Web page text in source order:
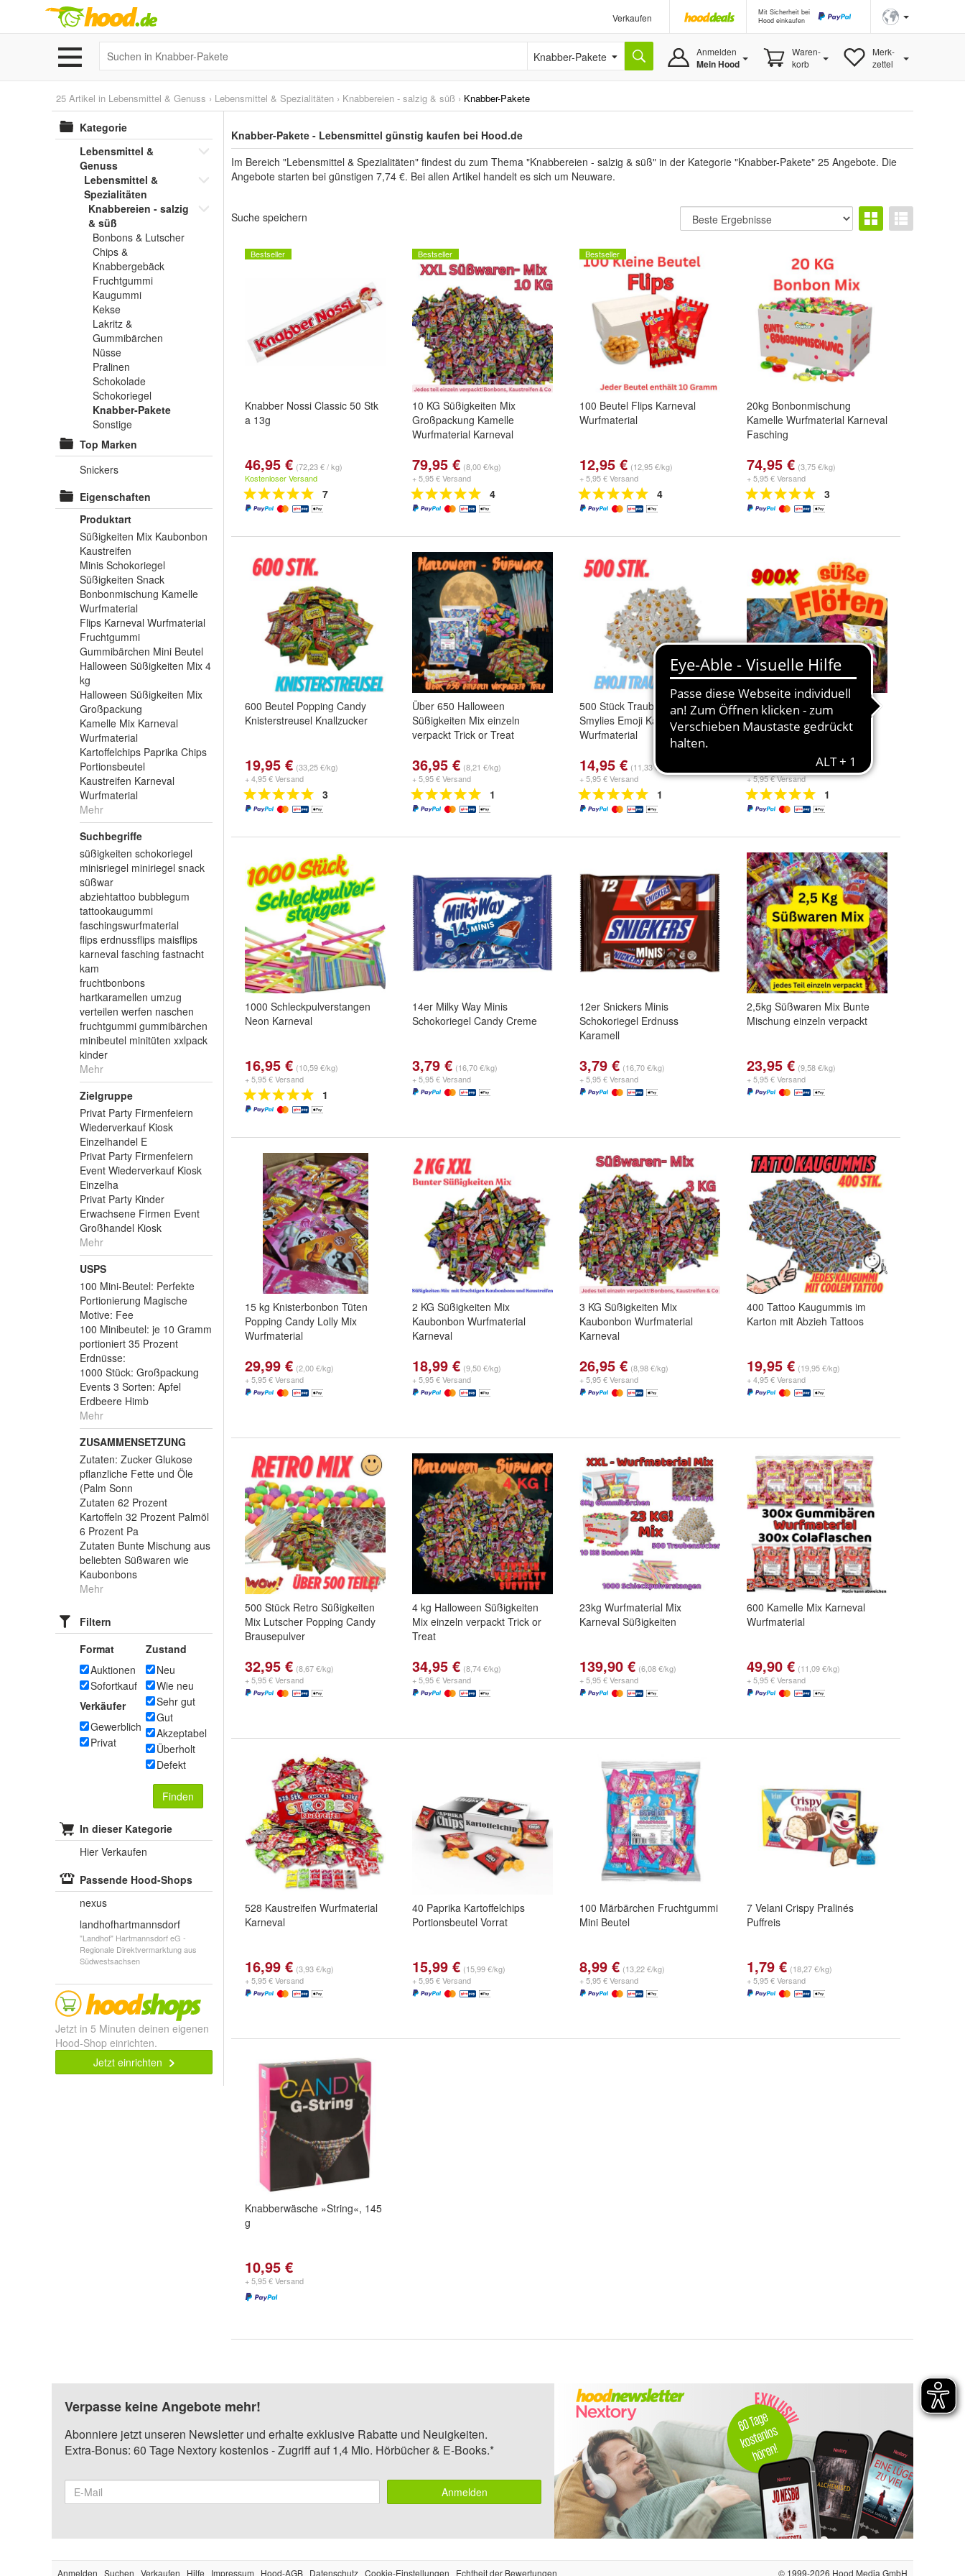
Verkaufen
Mit Sicherheit bei
Hood einkaufen
Knabber-Pakete Anmelden
Mein Hood
Waren-
korb
Merk-
zettel
25 Artikel in Lebensmittel & Genuss › Lebensmittel & Spezialitäten › Knabbereien - salzig & süß › Knabber-Pakete
Kategorie
Lebensmittel &
Genuss
Lebensmittel &
Spezialitäten
Knabbereien - salzig
& süß
Bonbons & Lutscher
Chips &
Knabbergebäck
Fruchtgummi
Kaugummi
Kekse
Lakritz &
Gummibärchen
Nüsse
Pralinen
Schokolade
Schokoriegel
Knabber-Pakete
Sonstige
Top Marken
Snickers
Eigenschaften
Produktart
Süßigkeiten Mix Kaubonbon
Kaustreifen
Minis Schokoriegel
Süßigkeiten Snack
Bonbonmischung Kamelle
Wurfmaterial
Flips Karneval Wurfmaterial
Fruchtgummi
Gummibärchen Mini Beutel
Halloween Süßigkeiten Mix 4
kg
Halloween Süßigkeiten Mix
Großpackung
Kamelle Mix Karneval
Wurfmaterial
Kartoffelchips Paprika Chips
Portionsbeutel
Kaustreifen Karneval
Wurfmaterial
Mehr
Suchbegriffe
süßigkeiten schokoriegel
minisriegel miniriegel snack
süßwar
abziehtattoo bubblegum
tattookaugummi
faschingswurfmaterial
flips erdnussflips maisflips
karneval fasching fastnacht
kam
fruchtbonbons
hartkaramellen umzug
verteilen werfen naschen
fruchtgummi gummibärchen
minibeutel minitüten xxlpack
kinder
Mehr
Zielgruppe
Privat Party Firmenfeiern
Wiederverkauf Kiosk
Einzelhandel E
Privat Party Firmenfeiern
Event Wiederverkauf Kiosk
Einzelha
Privat Party Kinder
Erwachsene Firmen Event
Großhandel Kiosk
Mehr
USPS
100 Mini-Beutel: Perfekte
Portionierung Magische
Motive: Fee
100 Minibeutel: je 10 Gramm
portioniert 35 Prozent
Erdnüsse:
1000 Stück: Großpackung
Events 3 Sorten: Apfel
Erdbeere Himb
Mehr
ZUSAMMENSETZUNG
Zutaten: Zucker Glukose
pflanzliche Fette und Öle
(Palm Sonn
Zutaten 62 Prozent
Kartoffeln 32 Prozent Palmöl
6 Prozent Pa
Zutaten Bunte Mischung aus
beliebten Süßwaren wie
Kaubonbons
Mehr
Filtern
Format
Auktionen
Sofortkauf
Verkäufer
Gewerblich
Privat
Zustand
Neu
Wie neu
Sehr gut
Gut
Akzeptabel
Überholt
Defekt
Finden
In dieser Kategorie
Hier Verkaufen
Passende Hood-Shops
nexus
landhofhartmannsdorf
"Landhof" Hartmannsdorf eG -
Regionale Direktvermarktung aus
Südwestsachsen
Jetzt in 5 Minuten deinen eigenen
Hood-Shop einrichten.
Jetzt einrichten
Knabber-Pakete - Lebensmittel günstig kaufen bei Hood.de
Im Bereich "Lebensmittel & Spezialitäten" findest du zum Thema "Knabbereien - salzig & süß" in der Kategorie "Knabber-Pakete" 25 Angebote. Die
Angebote starten bei günstigen 7,74 €. Bei allen Artikel handelt es sich um Neuware.
Suche speichern
Bestseller
Knabber Nossi Classic 50 Stk
a 13g
46,95 € (72,23 € / kg)
Kostenloser Versand
7
Bestseller
10 KG Süßigkeiten Mix
Großpackung Kamelle
Wurfmaterial Karneval
79,95 € (8,00 €/kg)
+ 5,95 € Versand
4
Bestseller
100 Beutel Flips Karneval
Wurfmaterial
12,95 € (12,95 €/kg)
+ 5,95 € Versand
4
20kg Bonbonmischung
Kamelle Wurfmaterial Karneval
Fasching
74,95 € (3,75 €/kg)
+ 5,95 € Versand
3
600 Beutel Popping Candy
Knisterstreusel Knallzucker
19,95 € (33,25 €/kg)
+ 4,95 € Versand
3
Über 650 Halloween
Süßigkeiten Mix einzeln
verpackt Trick or Treat
36,95 € (8,21 €/kg)
+ 5,95 € Versand
1
500 Stück Traubenzucker
Smylies Emoji Karneval
Wurfmaterial
14,95 € (11,33 €/kg)
+ 5,95 € Versand
1
900 Traubenzucker Süße
Flöten Karneval
(12,61 €/kg)
+ 5,95 € Versand
1
1000 Schleckpulverstangen
Neon Karneval
16,95 € (10,59 €/kg)
+ 5,95 € Versand
1
14er Milky Way Minis
Schokoriegel Candy Creme
3,79 € (16,70 €/kg)
+ 5,95 € Versand
12er Snickers Minis
Schokoriegel Erdnuss
Karamell
3,79 € (16,70 €/kg)
+ 5,95 € Versand
2,5kg Süßwaren Mix Bunte
Mischung einzeln verpackt
23,95 € (9,58 €/kg)
+ 5,95 € Versand
15 kg Knisterbonbon Tüten
Popping Candy Lolly Mix
Wurfmaterial
29,99 € (2,00 €/kg)
+ 5,95 € Versand
2 KG Süßigkeiten Mix
Kaubonbon Wurfmaterial
Karneval
18,99 € (9,50 €/kg)
+ 5,95 € Versand
3 KG Süßigkeiten Mix
Kaubonbon Wurfmaterial
Karneval
26,95 € (8,98 €/kg)
+ 5,95 € Versand
400 Tattoo Kaugummis im
Karton mit Abzieh Tattoos
19,95 € (19,95 €/kg)
+ 4,95 € Versand
500 Stück Retro Süßigkeiten
Mix Lutscher Popping Candy
Brausepulver
32,95 € (8,67 €/kg)
+ 5,95 € Versand
4 kg Halloween Süßigkeiten
Mix einzeln verpackt Trick or
Treat
34,95 € (8,74 €/kg)
+ 5,95 € Versand
23kg Wurfmaterial Mix
Karneval Süßigkeiten
139,90 € (6,08 €/kg)
+ 5,95 € Versand
600 Kamelle Mix Karneval
Wurfmaterial
49,90 € (11,09 €/kg)
+ 5,95 € Versand
528 Kaustreifen Wurfmaterial
Karneval
16,99 € (3,93 €/kg)
+ 5,95 € Versand
40 Paprika Kartoffelchips
Portionsbeutel Vorrat
15,99 € (15,99 €/kg)
+ 5,95 € Versand
100 Märbärchen Fruchtgummi
Mini Beutel
8,99 € (13,22 €/kg)
+ 5,95 € Versand
7 Velani Crispy Pralinés
Puffreis
1,79 € (18,27 €/kg)
+ 5,95 € Versand
Knabberwäsche »String«, 145
g
10,95 €
+ 5,95 € Versand
Verpasse keine Angebote mehr!
Abonniere jetzt unseren Newsletter und erhalte exklusive Rabatte und Neuigkeiten.
Extra-Bonus: 60 Tage Nextory kostenlos - Zugriff auf 1,4 Mio. Hörbücher & E-Books.*
Anmelden
Anmelden Suchen Verkaufen Hilfe Impressum Hood-AGB Datenschutz Cookie-Einstellungen Echtheit der Bewertungen © 1999-2026 Hood Media GmbH